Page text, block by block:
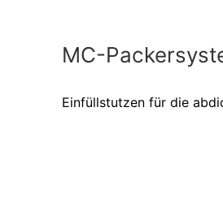
MC-
Einfüllstutzen für die